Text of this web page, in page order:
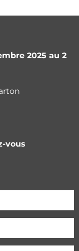
2025 au 2
vous